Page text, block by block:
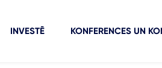
INVESTĒ KONFERENCES UN